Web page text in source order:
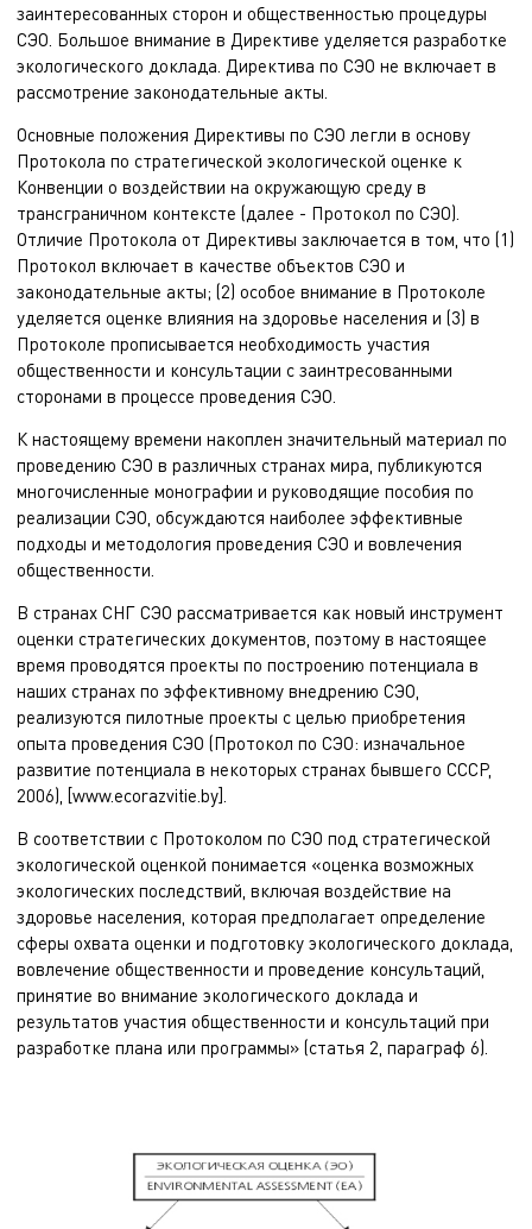
заинтересованных сторон и общественностью процедуры
СЭО. Большое внимание в Директиве уделяется разработке
экологического доклада. Директива по СЭО не включает в
рассмотрение законодательные акты.
Основные положения Директивы по СЭО легли в основу
Протокола по стратегической экологической оценке к
Конвенции о воздействии на окружающую среду в
трансграничном контексте (далее - Протокол по СЭО).
Отличие Протокола от Директивы заключается в том, что (1)
Протокол включает в качестве объектов СЭО и
законодательные акты; (2) особое внимание в Протоколе
уделяется оценке влияния на здоровье населения и (3) в
Протоколе прописывается необходимость участия
общественности и консультации с заинтресованными
сторонами в процессе проведения СЭО.
К настоящему времени накоплен значительный материал по
проведению СЭО в различных странах мира, публикуются
многочисленные монографии и руководящие пособия по
реализации СЭО, обсуждаются наиболее эффективные
подходы и методология проведения СЭО и вовлечения
общественности.
В странах СНГ СЭО рассматривается как новый инструмент
оценки стратегических документов, поэтому в настоящее
время проводятся проекты по построению потенциала в
наших странах по эффективному внедрению СЭО,
реализуются пилотные проекты с целью приобретения
опыта проведения СЭО (Протокол по СЭО: изначальное
развитие потенциала в некоторых странах бывшего СССР,
2006), [www.ecorazvitie.by].
В соответствии с Протоколом по СЭО под стратегической
экологической оценкой понимается «оценка возможных
экологических последствий, включая воздействие на
здоровье населения, которая предполагает определение
сферы охвата оценки и подготовку экологического доклада,
вовлечение общественности и проведение консультаций,
принятие во внимание экологического доклада и
результатов участия общественности и консультаций при
разработке плана или программы» (статья 2, параграф 6).